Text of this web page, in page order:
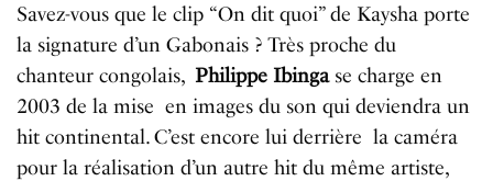
Savez-vous que le clip “On dit quoi” de Kaysha porte
la signature d’un Gabonais ? Très proche du
chanteur congolais, Philippe Ibingase charge en
2003 de la mise en images du son qui deviendra un
hit continental. C’est encore lui derrière la caméra
pour la réalisation d’un autre hit du même artiste,